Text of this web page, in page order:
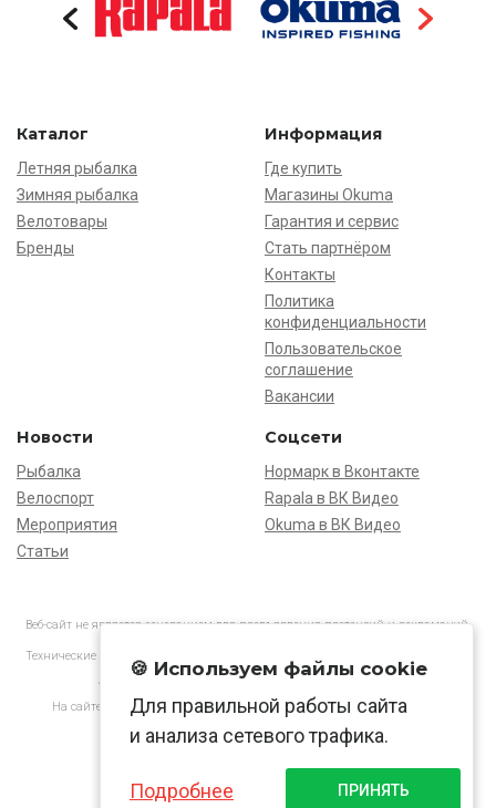
Каталог
Летняя рыбалка
Зимняя рыбалка
Велотовары
Бренды
Информация
Где купить
Магазины Okuma
Гарантия и сервис
Стать партнёром
Контакты
Политика
конфиденциальности
Пользовательское
соглашение
Вакансии
Новости
Рыбалка
Велоспорт
Мероприятия
Статьи
Соцсети
Нормарк в Вконтакте
Rapala в ВК Видео
Okuma в ВК Видео
Веб-сайт не является основанием для предъявления претензий и рекламаций,
Технические характеристики товаров могут отличаться от указанных на сайте.
АО «Нормарк» ИНН 7728172512 ОГРН 1037739603505
На сайте применяютсярекомендательные технологиив соответствии
🍪 Используем файлы cookie
Для правильной работы сайта
и анализа сетевого трафика.
Подробнее ПРИНЯТЬ